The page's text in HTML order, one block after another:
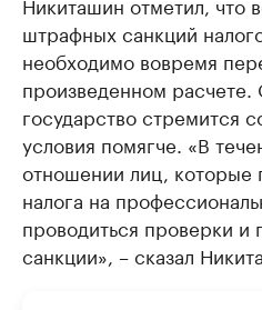
штрафных санкций
необходимо вовремя
произведенном
государство стремится
условия помягче. «В
отношении лиц, которые
налога на
проводиться проверки
санкции», – сказал